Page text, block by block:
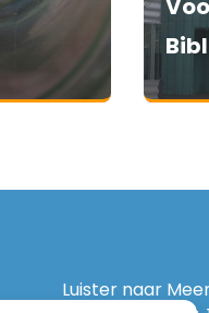
Luister naar